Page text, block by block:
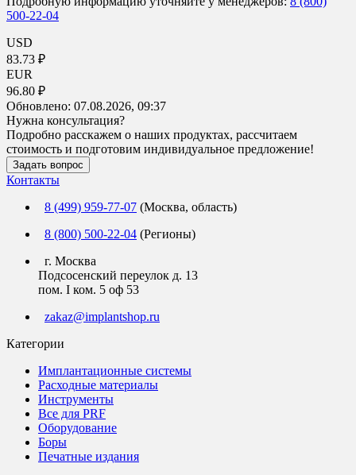
500-22-04
USD
83.73 ₽
EUR
96.80 ₽
Обновлено: 07.08.2026, 09:37
Нужна консультация?
Подробно расскажем о наших продуктах, рассчитаем
стоимость и подготовим индивидуальное предложение!
Задать вопрос
Контакты
8 (499) 959-77-07 (Москва, область)
8 (800) 500-22-04 (Регионы)
г. Москва
Подсосенский переулок д. 13
пом. I ком. 5 оф 53
zakaz@implantshop.ru
Категории
Имплантационные системы
Расходные материалы
Инструменты
Все для PRF
Оборудование
Боры
Печатные издания